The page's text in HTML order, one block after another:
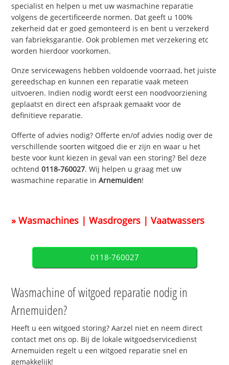
specialist en helpen u met uw wasmachine reparatie
volgens de gecertificeerde normen. Dat geeft u 100%
zekerheid dat er goed gemonteerd is en bent u verzekerd
van fabrieksgarantie. Ook problemen met verzekering etc
worden hierdoor voorkomen.
Onze servicewagens hebben voldoende voorraad, het juiste
gereedschap en kunnen een reparatie vaak meteen
uitvoeren. Indien nodig wordt eerst een noodvoorziening
geplaatst en direct een afspraak gemaakt voor de
definitieve reparatie.
Offerte of advies nodig? Offerte en/of advies nodig over de
verschillende soorten witgoed die er zijn en waar u het
beste voor kunt kiezen in geval van een storing? Bel deze
ochtend0118-760027. Wij helpen u graag met uw
wasmachine reparatie inArnemuiden!
» Wasmachines | Wasdrogers | Vaatwassers
0118-760027
Wasmachine of witgoed reparatie nodig in
Arnemuiden?
Heeft u een witgoed storing? Aarzel niet en neem direct
contact met ons op. Bij de lokale witgoedservicedienst
Arnemuiden regelt u een witgoed reparatie snel en
gemakkelijk!